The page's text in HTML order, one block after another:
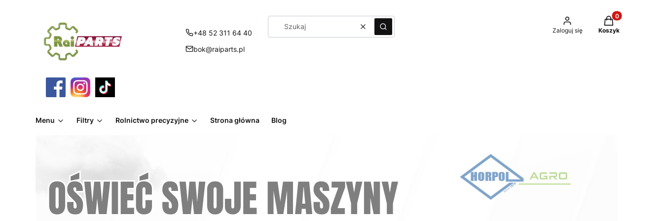
+48 52 311 64 40
bok@raiparts.pl
WyczyśćSzukaj Zaloguj się
Produkty w
Koszyk
Menu Filtry Rolnictwo precyzyjne Strona główna Blog